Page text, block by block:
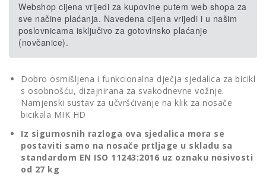
Webshop cijena vrijedi za kupovine putem web shopa za
sve načine plaćanja. Navedena cijena vrijedi i u našim
poslovnicama isključivo za gotovinsko plaćanje
(novčanice).
Dobro osmišljena i funkcionalna dječja sjedalica za bicikl
s osobnošću, dizajnirana za svakodnevne vožnje.
Namjenski sustav za učvršćivanje na klik za nosače
bicikala MIK HD
Iz sigurnosnih razloga ova sjedalica mora se
postaviti samo na nosače prtljage u skladu sa
standardom EN ISO 11243:2016 uz oznaku nosivosti
od 27 kg